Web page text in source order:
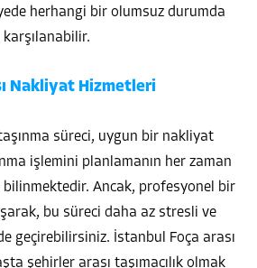
herhangi bir olumsuz durumda
karşılanabilir.
Nakliyat Hizmetleri
taşınma süreci, uygun bir nakliyat
işlemini planlamanın her zaman
Ancak, profesyonel bir
bu süreci daha az stresli ve
geçirebilirsiniz. İstanbul Foça arası
şehirler arası taşımacılık olmak